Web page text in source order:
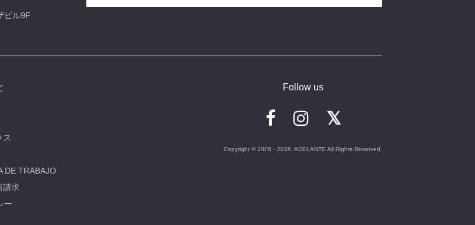
ビル9F
ス
DE TRABAJO
請求
ー
Follow us
Copyright © 2006 - 2026. ADELANTE All Rights Reserved.